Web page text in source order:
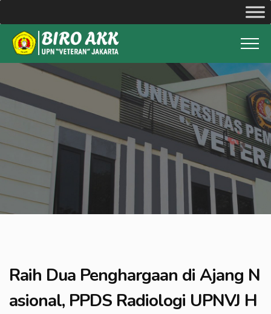
Raih Dua Penghargaan di Ajang N
asional, PPDS Radiologi UPNVJ H